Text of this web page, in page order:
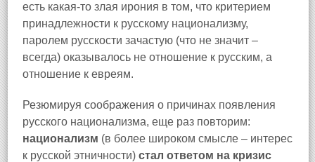
есть какая-то злая ирония в том, что критерием
принадлежности к русскому национализму,
паролем русскости зачастую (что не значит –
всегда) оказывалось не отношение к русским, а
отношение к евреям.
Резюмируя соображения о причинах появления
русского национализма, еще раз повторим:
национализм (в более широком смысле – интерес
к русской этничности) стал ответом на кризис